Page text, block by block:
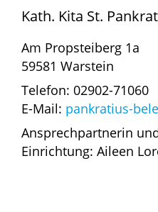
Kath. Kita St.
Am Propsteiberg 1a
59581 Warstein
Telefon: 02902-71060
E-Mail: pankratius-
Ansprechpartnerin
Einrichtung: Aileen